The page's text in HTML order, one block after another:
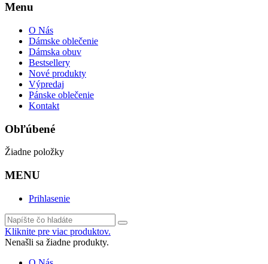
Menu
O Nás
Dámske oblečenie
Dámska obuv
Bestsellery
Nové produkty
Výpredaj
Pánske oblečenie
Kontakt
Obľúbené
Žiadne položky
MENU
Prihlasenie
Kliknite pre viac produktov.
Nenašli sa žiadne produkty.